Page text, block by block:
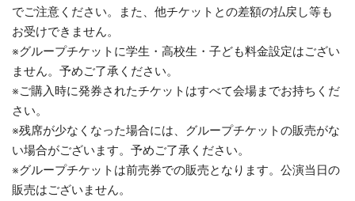
でご注意ください。また、他チケットとの差額の払戻し等も
お受けできません。
※グループチケットに学生・高校生・子ども料金設定はござい
ません。予めご了承ください。
※ご購入時に発券されたチケットはすべて会場までお持ちくだ
さい。
※残席が少なくなった場合には、グループチケットの販売がな
い場合がございます。予めご了承ください。
※グループチケットは前売券での販売となります。公演当日の
販売はございません。